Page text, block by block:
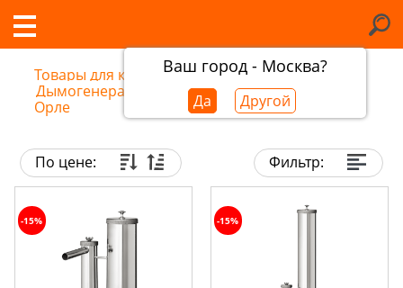
Ваш город - Москва?
Да Другой
Товары для копчения/
Дымогенераторы для холодного копчения в
Орле
По цене: Фильтр:
-15% -15%